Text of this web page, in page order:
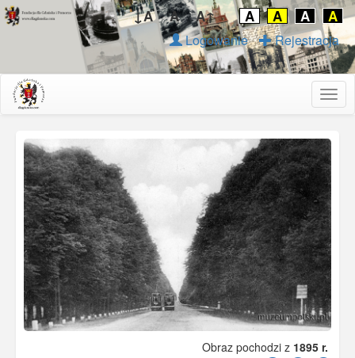
↓A A A↑ A A A A
Logowanie Rejestracja
Obraz pochodzi z 1895 r.